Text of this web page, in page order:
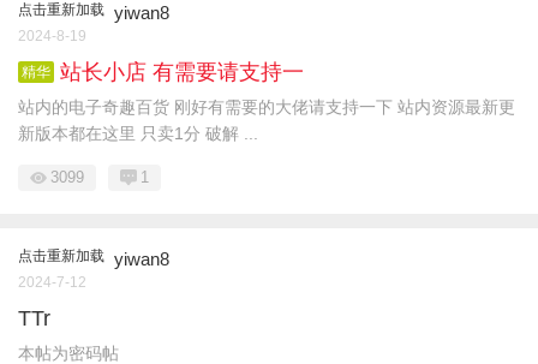
点击重新加载 yiwan8
2024-8-19
精华 站长小店 有需要请支持一
站内的电子奇趣百货 刚好有需要的大佬请支持一下 站内资源最新更
新版本都在这里 只卖1分 破解 ...
3099 1
点击重新加载 yiwan8
2024-7-12
TTr
本帖为密码帖